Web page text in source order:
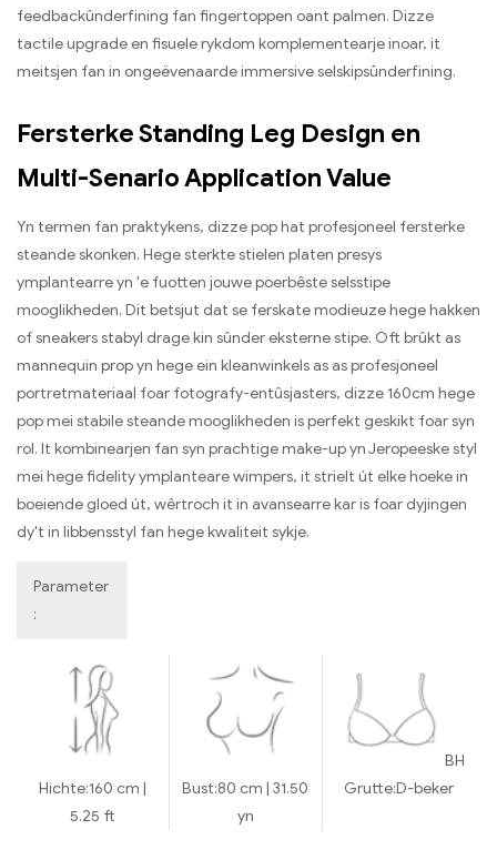
feedbackûnderfining fan fingertoppen oant palmen. Dizze
tactile upgrade en fisuele rykdom komplementearje inoar, it
meitsjen fan in ongeëvenaarde immersive selskipsûnderfining.
Fersterke Standing Leg Design en
Multi-Senario Application Value
Yn termen fan praktykens, dizze pop hat profesjoneel fersterke
steande skonken. Hege sterkte stielen platen presys
ymplantearre yn 'e fuotten jouwe poerbêste selsstipe
mooglikheden. Dit betsjut dat se ferskate modieuze hege hakken
of sneakers stabyl drage kin sûnder eksterne stipe. Oft brûkt as
mannequin prop yn hege ein kleanwinkels as as profesjoneel
portretmateriaal foar fotografy-entûsjasters, dizze 160cm hege
pop mei stabile steande mooglikheden is perfekt geskikt foar syn
rol. It kombinearjen fan syn prachtige make-up yn Jeropeeske styl
mei hege fidelity ymplanteare wimpers, it strielt út elke hoeke in
boeiende gloed út, wêrtroch it in avansearre kar is foar dyjingen
dy't in libbensstyl fan hege kwaliteit sykje.
Parameter
:
Hichte:160 cm |
5.25 ft
Bust:80 cm | 31.50
yn
BH
Grutte:D-beker